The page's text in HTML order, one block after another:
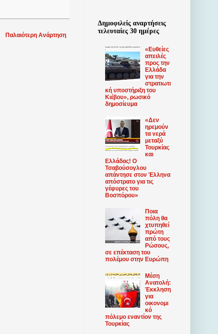
Παλαιότερη Ανάρτηση
Δημοφιλείς αναρτήσεις
τελευταίες 30 ημέρες
«Ευθείες
απειλές
προς την
Ελλάδα
για την
στρατιωτι
κή υποστήριξη του
Κιέβου», ρωσικό
δημοσίευμα
«Δεν
ηρεμούν
τα νερά
μεταξύ
Τουρκίας
και
Ελλάδας! Ο
Τσαβούσογλου
απάντησε στον Έλληνα
απόστρατο για τις
γέφυρες του
Βοσπόρου»
Ποια
πόλη θα
χτυπηθεί
πρώτη
από τους
Ρώσους,
σε επέκταση του
πολέμου στην Ευρώπη
Μέση
Ανατολή:
Έκκληση
για
οικονομι
κό
πόλεμο εναντίον της
Τουρκίας